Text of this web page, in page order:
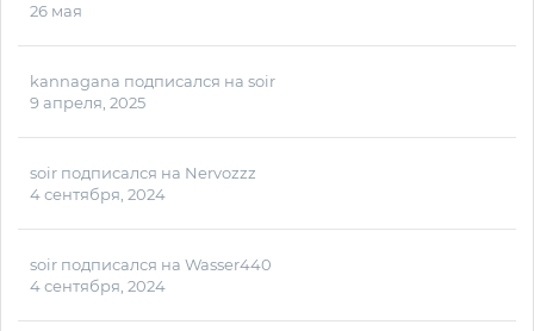
26 мая
kannagana подписался на soir
9 апреля, 2025
soir подписался на Nervozzz
4 сентября, 2024
soir подписался на Wasser440
4 сентября, 2024